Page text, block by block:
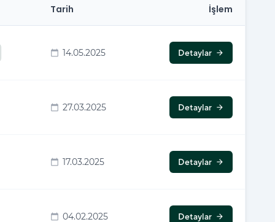
Tarih İşlem
calendar_today 14.05.2025 Detaylar arrow_forward
calendar_today 27.03.2025 Detaylar arrow_forward
calendar_today 17.03.2025 Detaylar arrow_forward
calendar_today 04.02.2025 Detaylar arrow_forward